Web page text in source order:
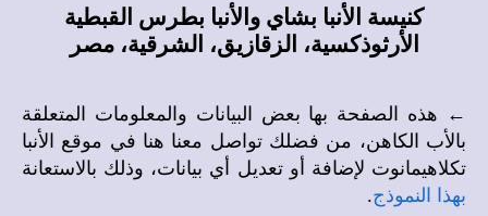
كنيسة الأنبا بشاي والأنبا بطرس القبطية
الأرثوذكسية، الزقازيق، الشرقية، مصر
← هذه الصفحة بها بعض البيانات والمعلومات المتعلقة
بالأب الكاهن، من فضلك تواصل معنا هنا في موقع الأنبا
تكلاهيمانوت لإضافة أو تعديل أي بيانات، وذلك بالاستعانة
بهذا النموذج.